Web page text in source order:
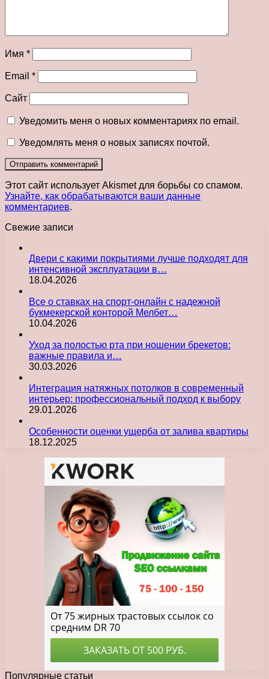
Имя *
Email *
Сайт
Уведомить меня о новых комментариях по email.
Уведомлять меня о новых записях почтой.
Этот сайт использует Akismet для борьбы со спамом.
Узнайте, как обрабатываются ваши данные
комментариев.
Свежие записи
Двери с какими покрытиями лучше подходят для
интенсивной эксплуатации в…
18.04.2026
Все о ставках на спорт-онлайн с надежной
букмекерской конторой Мелбет…
10.04.2026
Уход за полостью рта при ношении брекетов:
важные правила и…
30.03.2026
Интеграция натяжных потолков в современный
интерьер: профессиональный подход к выбору
29.01.2026
Особенности оценки ущерба от залива квартиры
18.12.2025
Популярные статьи